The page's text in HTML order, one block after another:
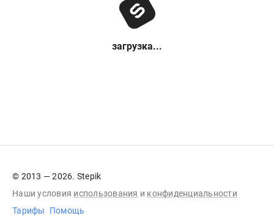
загрузка...
© 2013 — 2026. Stepik
Наши условия использования и конфиденциальности
Тарифы
Помощь